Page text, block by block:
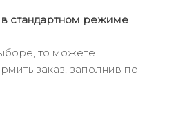
стандартном режиме
то можете
заказ, заполнив по